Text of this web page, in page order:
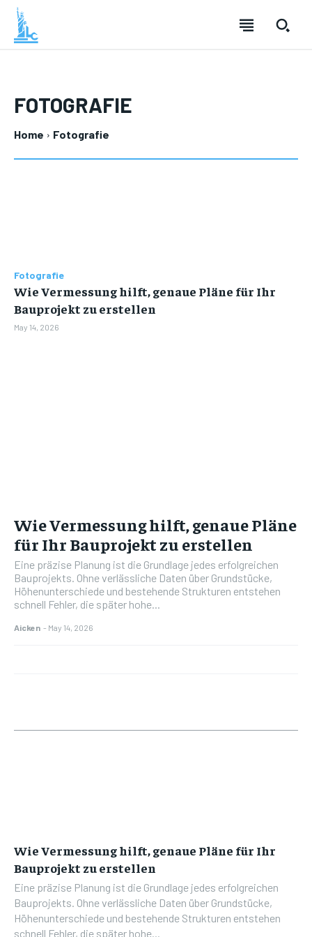
FOTOGRAFIE
Home Fotografie
Fotografie
Wie Vermessung hilft, genaue Pläne für Ihr
Bauprojekt zu erstellen
May 14, 2026
Wie Vermessung hilft, genaue Pläne
für Ihr Bauprojekt zu erstellen
Eine präzise Planung ist die Grundlage jedes erfolgreichen
Bauprojekts. Ohne verlässliche Daten über Grundstücke,
Höhenunterschiede und bestehende Strukturen entstehen
schnell Fehler, die später hohe...
Aicken - May 14, 2026
Wie Vermessung hilft, genaue Pläne für Ihr
Bauprojekt zu erstellen
Eine präzise Planung ist die Grundlage jedes erfolgreichen
Bauprojekts. Ohne verlässliche Daten über Grundstücke,
Höhenunterschiede und bestehende Strukturen entstehen
schnell Fehler, die später hohe...